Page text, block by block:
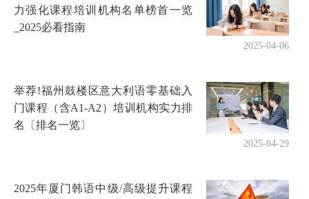
力强化课程培训机构名单榜首一览
_2025必看指南
2025-04-06
举荐!福州鼓楼区意大利语零基础入
门课程（含A1-A2）培训机构实力排
名〔排名一览〕
2025-04-29
2025年厦门韩语中级/高级提升课程